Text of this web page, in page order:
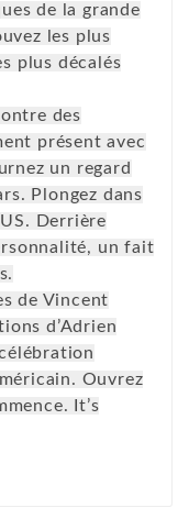
de la grande
les plus
plus décalés
des
présent avec
un regard
Plongez dans
Derrière
un fait
de Vincent
d’Adrien
Ouvrez
It’s